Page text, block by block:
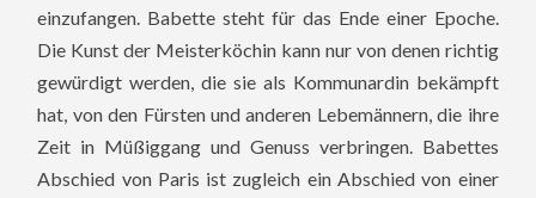
einzufangen. Babette steht für das Ende einer Epoche.
Die Kunst der Meisterköchin kann nur von denen richtig
gewürdigt werden, die sie als Kommunardin bekämpft
hat, von den Fürsten und anderen Lebemännern, die ihre
Zeit in Müßiggang und Genuss verbringen. Babettes
Abschied von Paris ist zugleich ein Abschied von einer